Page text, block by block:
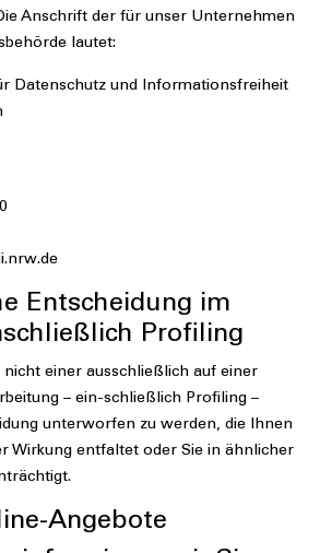
Anschrift der für unser Unternehmen
lautet:
Datenschutz und Informationsfreiheit
Entscheidung im
Profiling
nicht einer ausschließlich auf einer
– ein-schließlich Profiling –
unterworfen zu werden, die Ihnen
Wirkung entfaltet oder Sie in ähnlicher
Angebote